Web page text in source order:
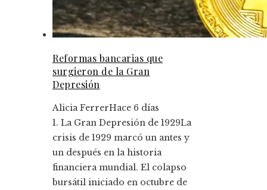
Reformas bancarias que
surgieron de la Gran
Depresión
Alicia FerrerHace 6 días
1. La Gran Depresión de 1929La
crisis de 1929 marcó un antes y
un después en la historia
financiera mundial. El colapso
bursátil iniciado en octubre de